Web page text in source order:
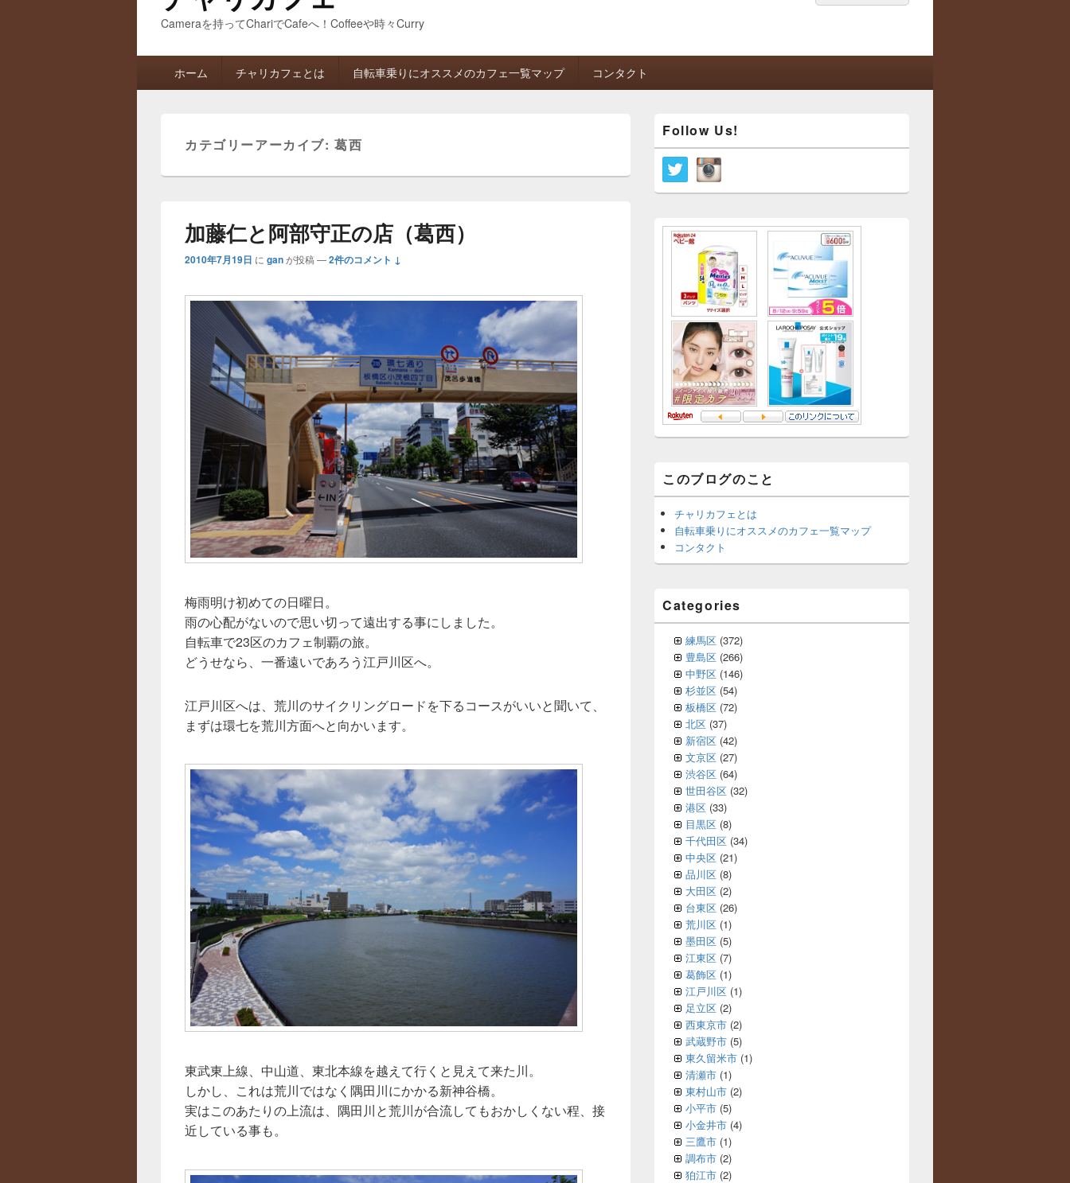
Cameraを持ってChariでCafeへ！Coffeeや時々Curry
索: 索
ホーム チャリカフェとは 自転車乗りにオススメのカフェ一覧マップ コンタクト
カテゴリーアーカイブ:葛西
加藤仁と阿部守正の店（葛西）
2010年7月19日 に ganが投稿 —2件のコメント ↓
梅雨明け初めての日曜日。
雨の心配がないので思い切って遠出する事にしました。
自転車で23区のカフェ制覇の旅。
どうせなら、一番遠いであろう江戸川区へ。
江戸川区へは、荒川のサイクリングロードを下るコースがいいと聞いて、
まずは環七を荒川方面へと向かいます。
東武東上線、中山道、東北本線を越えて行くと見えて来た川。
しかし、これは荒川ではなく隅田川にかかる新神谷橋。
実はこのあたりの上流は、隅田川と荒川が合流してもおかしくない程、接
近している事も。
イ
ン
サ
ド
Follow Us!
このブログのこと
チャリカフェとは
自転車乗りにオススメのカフェ一覧マップ
コンタクト
Categories
練馬区 (372)
豊島区 (266)
中野区 (146)
杉並区 (54)
板橋区 (72)
北区 (37)
新宿区 (42)
文京区 (27)
渋谷区 (64)
世田谷区 (32)
港区 (33)
目黒区 (8)
千代田区 (34)
中央区 (21)
品川区 (8)
大田区 (2)
台東区 (26)
荒川区 (1)
墨田区 (5)
江東区 (7)
葛飾区 (1)
江戸川区 (1)
足立区 (2)
西東京市 (2)
武蔵野市 (5)
東久留米市 (1)
清瀬市 (1)
東村山市 (2)
小平市 (5)
小金井市 (4)
三鷹市 (1)
調布市 (2)
狛江市 (2)